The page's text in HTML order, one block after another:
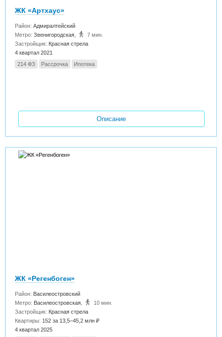
ЖК «Артхаус»
Район:Адмиралтейский
Метро: Звенигородская
7 мин.
Застройщик: Красная стрела
4 квартал 2021
214 ФЗ
Рассрочка Ипотека
Описание
ЖК «Регенбоген»
Район: Василеостровский
Метро: Василеостровская
10 мин.
Застройщик: Красная стрела
Квартиры: 152 за 13,5–45,2 млн ₽
4 квартал 2025